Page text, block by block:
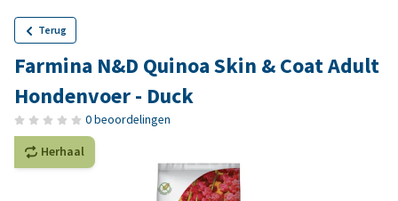
Terug
Farmina N&D Quinoa Skin & Coat Adult
Hondenvoer - Duck
0 beoordelingen
Herhaal